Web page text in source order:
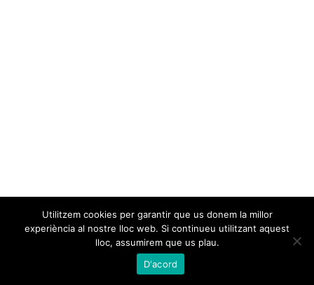
Utilitzem cookies per garantir que us donem la millor
experiència al nostre lloc web. Si continueu utilitzant aquest
lloc, assumirem que us plau.
D'acord